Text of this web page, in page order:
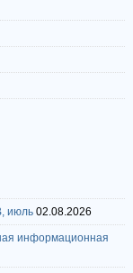
июль 02.08.2026
информационная